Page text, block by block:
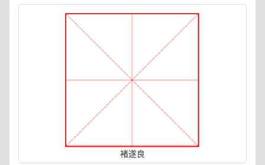
褚遂良